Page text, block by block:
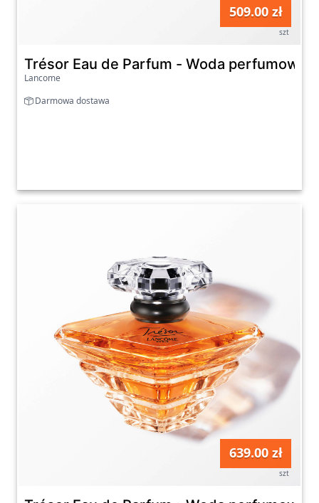
509.00 zł
szt
Trésor Eau de Parfum - Woda
Lancome
Darmowa dostawa
639.00 zł
szt